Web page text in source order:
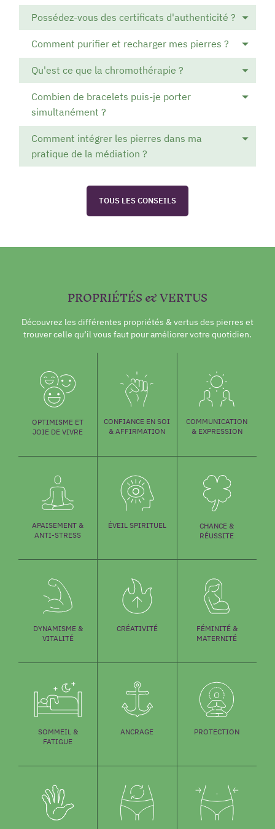
Possédez-vous des certificats d'authenticité ?
Comment purifier et recharger mes pierres ?
Qu'est ce que la chromothérapie ?
Combien de bracelets puis-je porter
simultanément ?
Comment intégrer les pierres dans ma
pratique de la médiation ?
TOUS LES CONSEILS
PROPRIÉTÉS & VERTUS
Découvrez les différentes propriétés & vertus des pierres et
trouver celle qu’il vous faut pour améliorer votre quotidien.
OPTIMISME ET
JOIE DE VIVRE
CONFIANCE EN SOI
& AFFIRMATION
COMMUNICATION
& EXPRESSION
APAISEMENT &
ANTI-STRESS
ÉVEIL SPIRITUEL
CHANCE &
RÉUSSITE
DYNAMISME &
VITALITÉ
CRÉATIVITÉ
FÉMINITÉ &
MATERNITÉ
SOMMEIL &
FATIGUE
ANCRAGE PROTECTION